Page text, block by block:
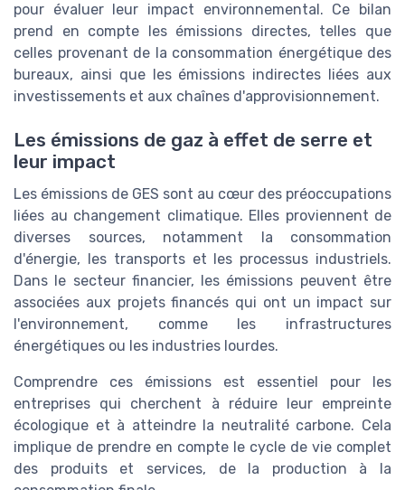
pour évaluer leur impact environnemental. Ce bilan
prend en compte les émissions directes, telles que
celles provenant de la consommation énergétique des
bureaux, ainsi que les émissions indirectes liées aux
investissements et aux chaînes d'approvisionnement.
Les émissions de gaz à effet de serre et
leur impact
Les émissions de GES sont au cœur des préoccupations
liées au changement climatique. Elles proviennent de
diverses sources, notamment la consommation
d'énergie, les transports et les processus industriels.
Dans le secteur financier, les émissions peuvent être
associées aux projets financés qui ont un impact sur
l'environnement, comme les infrastructures
énergétiques ou les industries lourdes.
Comprendre ces émissions est essentiel pour les
entreprises qui cherchent à réduire leur empreinte
écologique et à atteindre la neutralité carbone. Cela
implique de prendre en compte le cycle de vie complet
des produits et services, de la production à la